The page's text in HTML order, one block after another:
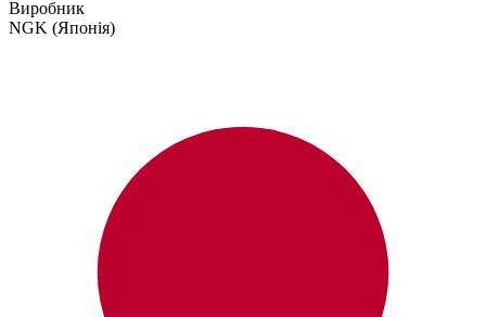
Виробник
NGK (Японія)